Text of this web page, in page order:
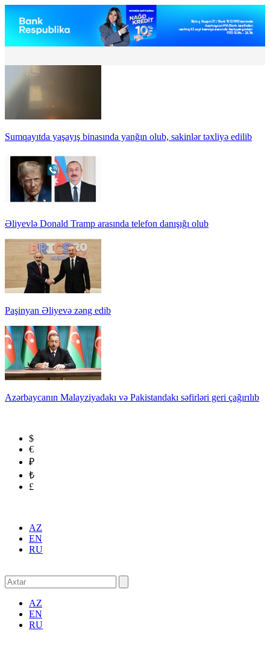
Sumqayıtda yaşayış binasında yanğın olub, sakinlər təxliyə edilib
Əliyevlə Donald Tramp arasında telefon danışığı olub
Paşinyan Əliyevə zəng edib
Azərbaycanın Malayziyadakı və Pakistandakı səfirləri geri çağırılıb
$
€
₽
₺
£
AZ
EN
RU
AZ
EN
RU